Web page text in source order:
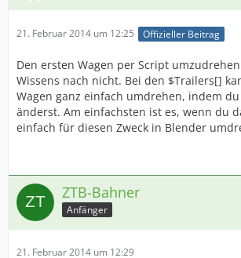
21. Februar 2014 um 12:25 Offizieller Beitrag
Den ersten Wagen per Script
Wissens nach nicht. Bei den $Trailers[]
Wagen ganz einfach umdrehen, indem
änderst. Am einfachsten ist es, wenn du
einfach für diesen Zweck in Blender
ZTB-Bahner
Anfänger
21. Februar 2014 um 12:29